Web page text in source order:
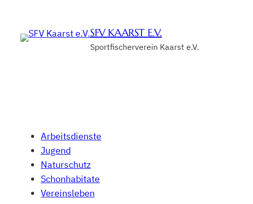
springen
SFV KAARST E.V.
Sportfischerverein Kaarst e.V.
Arbeitsdienste
Jugend
Naturschutz
Schonhabitate
Vereinsleben